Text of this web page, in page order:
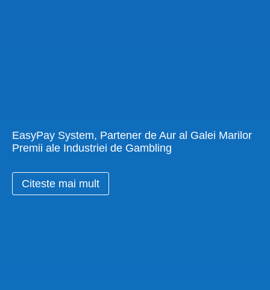
EasyPay System, Partener de Aur al Galei Marilor
Premii ale Industriei de Gambling
Citeste mai mult